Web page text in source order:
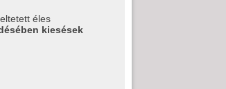
éles
kiesések